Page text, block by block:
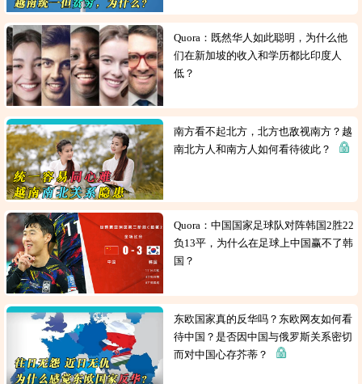
Quora：既然华人如此聪明，为什么他
们在新加坡的收入和学历都比印度人
低？
南方看不起北方，北方也敌视南方？越
南北方人和南方人如何看待彼此？
Quora：中国国家足球队对阵韩国2胜22
负13平，为什么在足球上中国赢不了韩
国？
东欧国家真的反华吗？东欧网友如何看
待中国？是否因中国与俄罗斯关系密切
而对中国心存芥蒂？